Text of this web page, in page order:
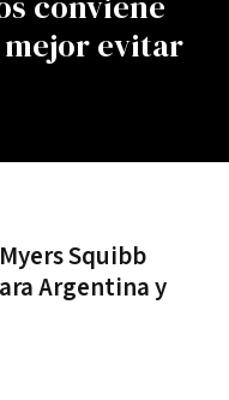
mejor evitar
Squibb
Argentina y